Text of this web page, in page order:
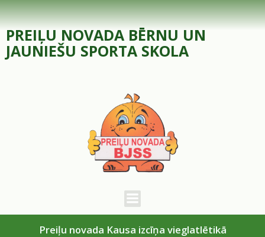
Skip
to
content
PREIĻU NOVADA BĒRNU UN
JAUNIEŠU SPORTA SKOLA
Preiļu novada Kausa izcīņa vieglatlētikā